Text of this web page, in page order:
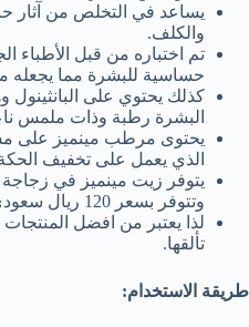
يساعد في التخلص من آثار
والكلف.
تم اختباره من قبل الأطباء
حساسية للبشرة مما يجعله
كذلك يحتوي على
البشرة رطبة وذات ملمس
يحتوى مرطب مينميز على
الذي يعمل على تخفيف
وتتوفر بسعر 120 ريال سعودي.
لذا يعتبر من افضل
تألقها.
طريقة الاستخدام: